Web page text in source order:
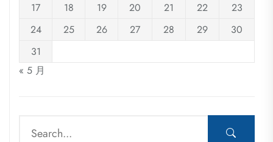
17
18 19 20 21 22
23
24
25 26 27 28 29
30
31
« 5 月